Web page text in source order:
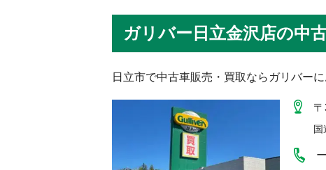
車購入ガイド
ローン
お気に入り
ガリバー日立金沢店の中
日立市で中古車販売・買取ならガリバーに
ー